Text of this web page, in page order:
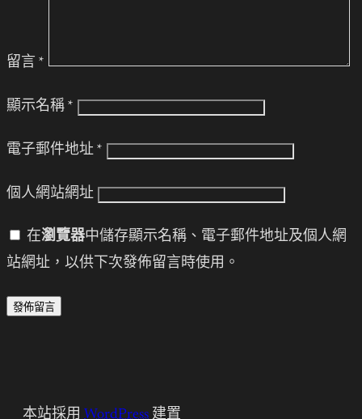
留言 *
顯示名稱 *
電子郵件地址 *
個人網站網址
在瀏覽器中儲存顯示名稱、電子郵件地址及個人網
站網址，以供下次發佈留言時使用。
本站採用 WordPress 建置